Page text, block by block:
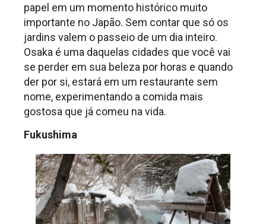
papel em um momento histórico muito
importante no Japão. Sem contar que só os
jardins valem o passeio de um dia inteiro.
Osaka é uma daquelas cidades que você vai
se perder em sua beleza por horas e quando
der por si, estará em um restaurante sem
nome, experimentando a comida mais
gostosa que já comeu na vida.
Fukushima